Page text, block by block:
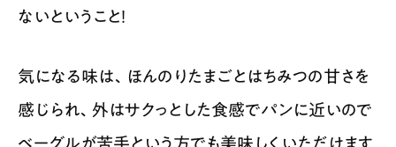
ないということ！
気になる味は、ほんのりたまごとはちみつの甘さを
感じられ、外はサクっとした食感でパンに近いので
ベーグルが苦手という方でも美味しくいただけます